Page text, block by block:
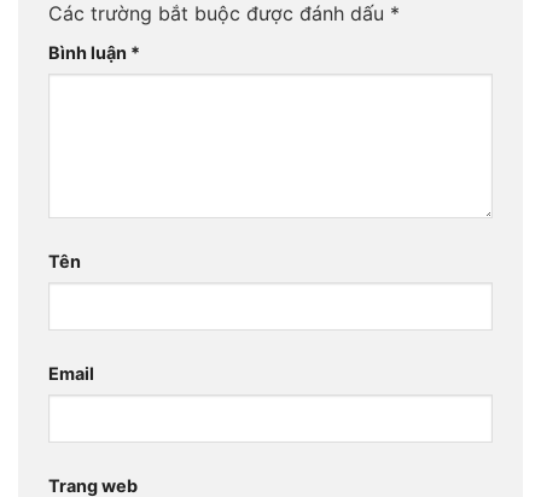
Các trường bắt buộc được đánh dấu *
Bình luận *
Tên
Email
Trang web